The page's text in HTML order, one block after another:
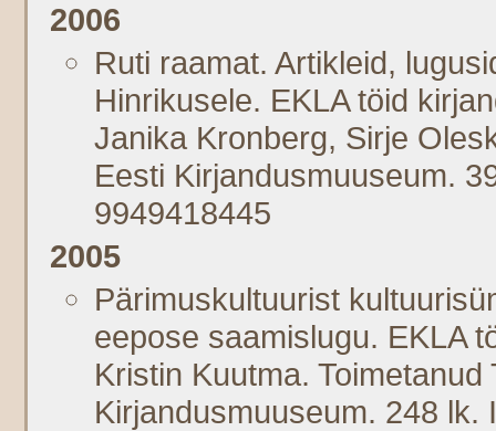
2006
Ruti raamat. Artikleid,
Hinrikusele. EKLA töid
Janika Kronberg, Sirje
Eesti Kirjandusmuuseum.
9949418445
2005
Pärimuskultuurist
eepose saamislugu. EKLA
Kristin Kuutma.
Kirjandusmuuseum. 248 lk.